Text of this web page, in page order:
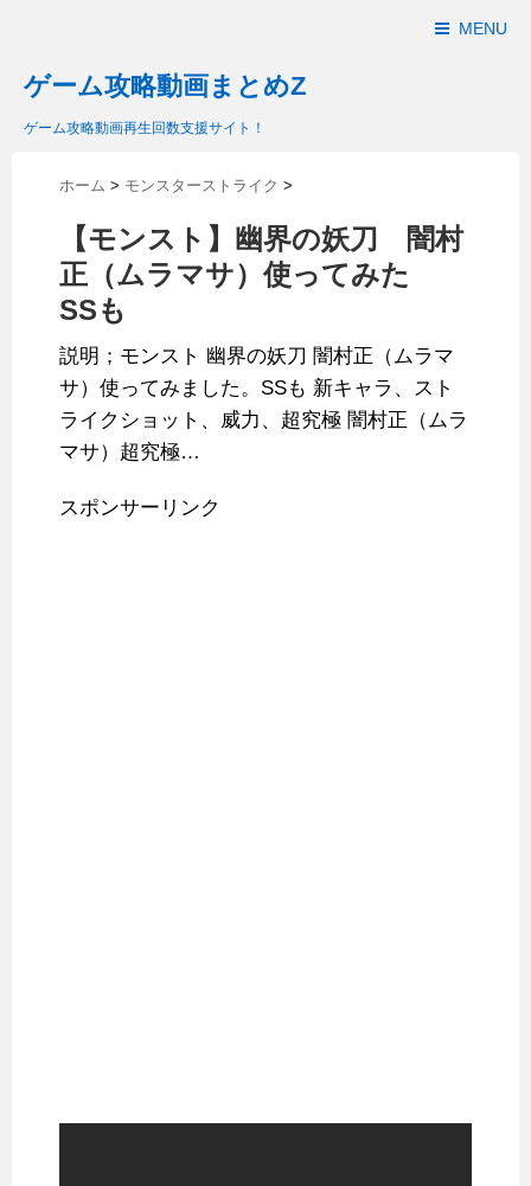
MENU
ゲーム攻略動画まとめZ
ゲーム攻略動画再生回数支援サイト！
ホーム > モンスターストライク >
【モンスト】幽界の妖刀 闇村
正（ムラマサ）使ってみた
SSも
説明；モンスト 幽界の妖刀 闇村正（ムラマ
サ）使ってみました。SSも 新キャラ、スト
ライクショット、威力、超究極 闇村正（ムラ
マサ）超究極…
スポンサーリンク